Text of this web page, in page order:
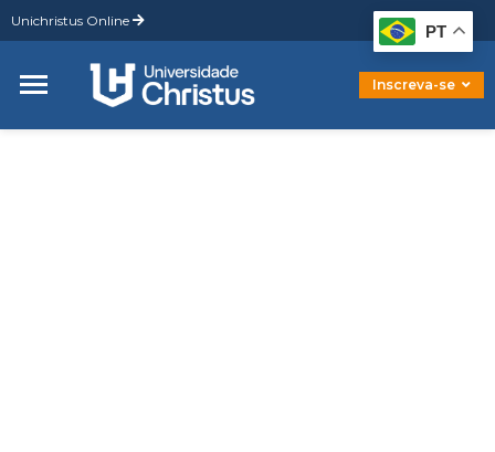
Unichristus Online
Inscreva-se
Graduação
Pós-Graduação
Mestrado
Doutorado
PT